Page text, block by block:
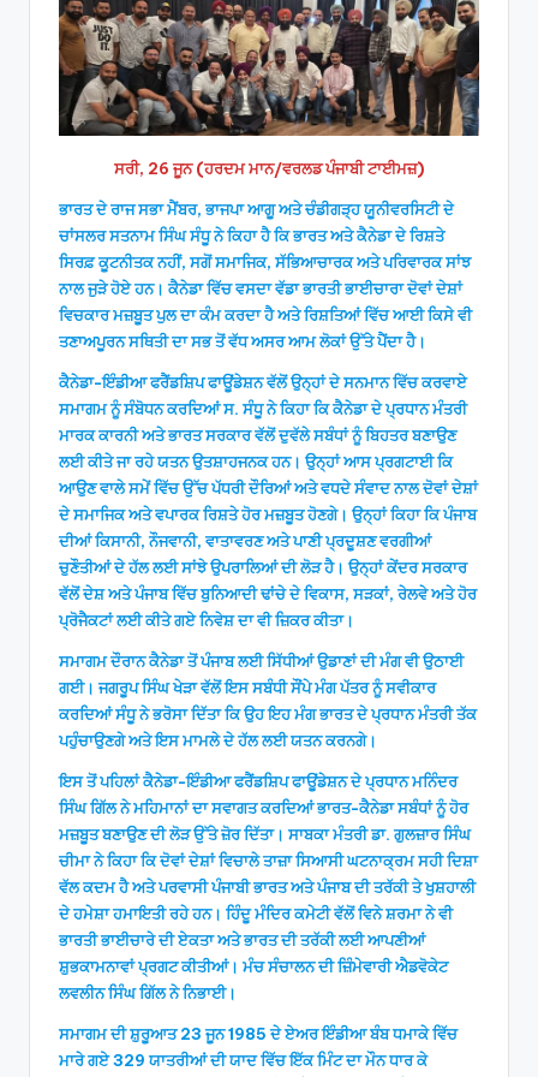
ਸਰੀ, 26 ਜੂਨ (ਹਰਦਮ ਮਾਨ/ਵਰਲਡ ਪੰਜਾਬੀ ਟਾਈਮਜ਼)
ਭਾਰਤ ਦੇ ਰਾਜ ਸਭਾ ਮੈਂਬਰ, ਭਾਜਪਾ ਆਗੂ ਅਤੇ ਚੰਡੀਗੜ੍ਹ ਯੂਨੀਵਰਸਿਟੀ ਦੇ
ਚਾਂਸਲਰ ਸਤਨਾਮ ਸਿੰਘ ਸੰਧੂ ਨੇ ਕਿਹਾ ਹੈ ਕਿ ਭਾਰਤ ਅਤੇ ਕੈਨੇਡਾ ਦੇ ਰਿਸ਼ਤੇ
ਸਿਰਫ਼ ਕੂਟਨੀਤਕ ਨਹੀਂ, ਸਗੋਂ ਸਮਾਜਿਕ, ਸੱਭਿਆਚਾਰਕ ਅਤੇ ਪਰਿਵਾਰਕ ਸਾਂਝ
ਨਾਲ ਜੁੜੇ ਹੋਏ ਹਨ। ਕੈਨੇਡਾ ਵਿੱਚ ਵਸਦਾ ਵੱਡਾ ਭਾਰਤੀ ਭਾਈਚਾਰਾ ਦੋਵਾਂ ਦੇਸ਼ਾਂ
ਵਿਚਕਾਰ ਮਜ਼ਬੂਤ ਪੁਲ ਦਾ ਕੰਮ ਕਰਦਾ ਹੈ ਅਤੇ ਰਿਸ਼ਤਿਆਂ ਵਿੱਚ ਆਈ ਕਿਸੇ ਵੀ
ਤਣਾਅਪੂਰਨ ਸਥਿਤੀ ਦਾ ਸਭ ਤੋਂ ਵੱਧ ਅਸਰ ਆਮ ਲੋਕਾਂ ਉੱਤੇ ਪੈਂਦਾ ਹੈ।
ਕੈਨੇਡਾ-ਇੰਡੀਆ ਫਰੈਂਡਸ਼ਿਪ ਫਾਊਂਡੇਸ਼ਨ ਵੱਲੋਂ ਉਨ੍ਹਾਂ ਦੇ ਸਨਮਾਨ ਵਿੱਚ ਕਰਵਾਏ
ਸਮਾਗਮ ਨੂੰ ਸੰਬੋਧਨ ਕਰਦਿਆਂ ਸ. ਸੰਧੂ ਨੇ ਕਿਹਾ ਕਿ ਕੈਨੇਡਾ ਦੇ ਪ੍ਰਧਾਨ ਮੰਤਰੀ
ਮਾਰਕ ਕਾਰਨੀ ਅਤੇ ਭਾਰਤ ਸਰਕਾਰ ਵੱਲੋਂ ਦੁਵੱਲੇ ਸਬੰਧਾਂ ਨੂੰ ਬਿਹਤਰ ਬਣਾਉਣ
ਲਈ ਕੀਤੇ ਜਾ ਰਹੇ ਯਤਨ ਉਤਸ਼ਾਹਜਨਕ ਹਨ। ਉਨ੍ਹਾਂ ਆਸ ਪ੍ਰਗਟਾਈ ਕਿ
ਆਉਣ ਵਾਲੇ ਸਮੇਂ ਵਿੱਚ ਉੱਚ ਪੱਧਰੀ ਦੌਰਿਆਂ ਅਤੇ ਵਧਦੇ ਸੰਵਾਦ ਨਾਲ ਦੋਵਾਂ ਦੇਸ਼ਾਂ
ਦੇ ਸਮਾਜਿਕ ਅਤੇ ਵਪਾਰਕ ਰਿਸ਼ਤੇ ਹੋਰ ਮਜ਼ਬੂਤ ਹੋਣਗੇ। ਉਨ੍ਹਾਂ ਕਿਹਾ ਕਿ ਪੰਜਾਬ
ਦੀਆਂ ਕਿਸਾਨੀ, ਨੌਜਵਾਨੀ, ਵਾਤਾਵਰਣ ਅਤੇ ਪਾਣੀ ਪ੍ਰਦੂਸ਼ਣ ਵਰਗੀਆਂ
ਚੁਣੌਤੀਆਂ ਦੇ ਹੱਲ ਲਈ ਸਾਂਝੇ ਉਪਰਾਲਿਆਂ ਦੀ ਲੋੜ ਹੈ। ਉਨ੍ਹਾਂ ਕੇਂਦਰ ਸਰਕਾਰ
ਵੱਲੋਂ ਦੇਸ਼ ਅਤੇ ਪੰਜਾਬ ਵਿੱਚ ਬੁਨਿਆਦੀ ਢਾਂਚੇ ਦੇ ਵਿਕਾਸ, ਸੜਕਾਂ, ਰੇਲਵੇ ਅਤੇ ਹੋਰ
ਪ੍ਰੋਜੈਕਟਾਂ ਲਈ ਕੀਤੇ ਗਏ ਨਿਵੇਸ਼ ਦਾ ਵੀ ਜ਼ਿਕਰ ਕੀਤਾ।
ਸਮਾਗਮ ਦੌਰਾਨ ਕੈਨੇਡਾ ਤੋਂ ਪੰਜਾਬ ਲਈ ਸਿੱਧੀਆਂ ਉਡਾਣਾਂ ਦੀ ਮੰਗ ਵੀ ਉਠਾਈ
ਗਈ। ਜਗਰੂਪ ਸਿੰਘ ਖੇੜਾ ਵੱਲੋਂ ਇਸ ਸਬੰਧੀ ਸੌਂਪੇ ਮੰਗ ਪੱਤਰ ਨੂੰ ਸਵੀਕਾਰ
ਕਰਦਿਆਂ ਸੰਧੂ ਨੇ ਭਰੋਸਾ ਦਿੱਤਾ ਕਿ ਉਹ ਇਹ ਮੰਗ ਭਾਰਤ ਦੇ ਪ੍ਰਧਾਨ ਮੰਤਰੀ ਤੱਕ
ਪਹੁੰਚਾਉਣਗੇ ਅਤੇ ਇਸ ਮਾਮਲੇ ਦੇ ਹੱਲ ਲਈ ਯਤਨ ਕਰਨਗੇ।
ਇਸ ਤੋਂ ਪਹਿਲਾਂ ਕੈਨੇਡਾ-ਇੰਡੀਆ ਫਰੈਂਡਸ਼ਿਪ ਫਾਊਂਡੇਸ਼ਨ ਦੇ ਪ੍ਰਧਾਨ ਮਨਿੰਦਰ
ਸਿੰਘ ਗਿੱਲ ਨੇ ਮਹਿਮਾਨਾਂ ਦਾ ਸਵਾਗਤ ਕਰਦਿਆਂ ਭਾਰਤ-ਕੈਨੇਡਾ ਸਬੰਧਾਂ ਨੂੰ ਹੋਰ
ਮਜ਼ਬੂਤ ਬਣਾਉਣ ਦੀ ਲੋੜ ਉੱਤੇ ਜ਼ੋਰ ਦਿੱਤਾ। ਸਾਬਕਾ ਮੰਤਰੀ ਡਾ. ਗੁਲਜ਼ਾਰ ਸਿੰਘ
ਚੀਮਾ ਨੇ ਕਿਹਾ ਕਿ ਦੋਵਾਂ ਦੇਸ਼ਾਂ ਵਿਚਾਲੇ ਤਾਜ਼ਾ ਸਿਆਸੀ ਘਟਨਾਕ੍ਰਮ ਸਹੀ ਦਿਸ਼ਾ
ਵੱਲ ਕਦਮ ਹੈ ਅਤੇ ਪਰਵਾਸੀ ਪੰਜਾਬੀ ਭਾਰਤ ਅਤੇ ਪੰਜਾਬ ਦੀ ਤਰੱਕੀ ਤੇ ਖੁਸ਼ਹਾਲੀ
ਦੇ ਹਮੇਸ਼ਾ ਹਮਾਇਤੀ ਰਹੇ ਹਨ। ਹਿੰਦੂ ਮੰਦਿਰ ਕਮੇਟੀ ਵੱਲੋਂ ਵਿਨੇ ਸ਼ਰਮਾ ਨੇ ਵੀ
ਭਾਰਤੀ ਭਾਈਚਾਰੇ ਦੀ ਏਕਤਾ ਅਤੇ ਭਾਰਤ ਦੀ ਤਰੱਕੀ ਲਈ ਆਪਣੀਆਂ
ਸ਼ੁਭਕਾਮਨਾਵਾਂ ਪ੍ਰਗਟ ਕੀਤੀਆਂ। ਮੰਚ ਸੰਚਾਲਨ ਦੀ ਜ਼ਿੰਮੇਵਾਰੀ ਐਡਵੋਕੇਟ
ਲਵਲੀਨ ਸਿੰਘ ਗਿੱਲ ਨੇ ਨਿਭਾਈ।
ਸਮਾਗਮ ਦੀ ਸ਼ੁਰੂਆਤ 23 ਜੂਨ 1985 ਦੇ ਏਅਰ ਇੰਡੀਆ ਬੰਬ ਧਮਾਕੇ ਵਿੱਚ
ਮਾਰੇ ਗਏ 329 ਯਾਤਰੀਆਂ ਦੀ ਯਾਦ ਵਿੱਚ ਇੱਕ ਮਿੰਟ ਦਾ ਮੌਨ ਧਾਰ ਕੇ